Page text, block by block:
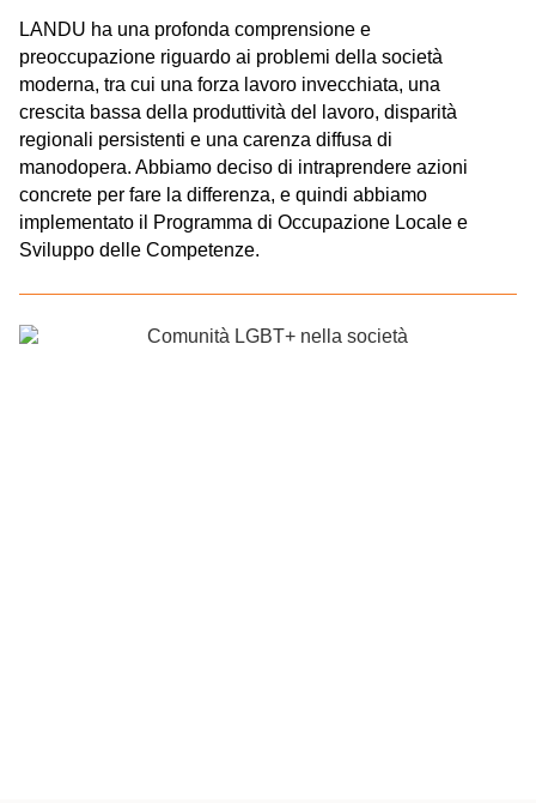
LANDU ha una profonda comprensione e
preoccupazione riguardo ai problemi della società
moderna, tra cui una forza lavoro invecchiata, una
crescita bassa della produttività del lavoro, disparità
regionali persistenti e una carenza diffusa di
manodopera. Abbiamo deciso di intraprendere azioni
concrete per fare la differenza, e quindi abbiamo
implementato il Programma di Occupazione Locale e
Sviluppo delle Competenze.